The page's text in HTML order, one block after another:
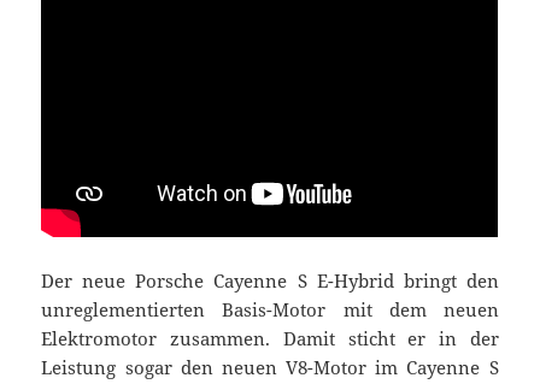
Der neue Porsche Cayenne S E-Hybrid bringt den
unreglementierten Basis-Motor mit dem neuen
Elektromotor zusammen. Damit sticht er in der
Leistung sogar den neuen V8-Motor im Cayenne S